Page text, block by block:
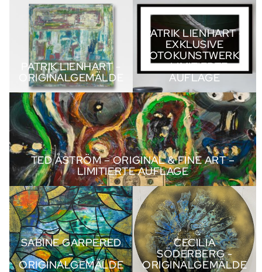
PATRIK LIENHART -
Originalgemälde
PATRIK LIENHART -
ORIGINALGEMÄLDE
PATRIK LIENHART – Exklusive
Fotokunstwerke – Limitierte
AuflagePATRIK LIENHART –
EXKLUSIVE
FOTOKUNSTWERKE
– LIMITIERTE
AUFLAGE
TED ÅSTRÖM – Original & Fine Art – Limitierte Auflage
TED ÅSTRÖM – ORIGINAL & FINE ART –
LIMITIERTE AUFLAGE
SABINE GARPERED -
Originalgemälde
SABINE GARPERED
-
ORIGINALGEMÄLDE
CECILIA SÖDERBERG -
Originalgemälde
CECILIA
SÖDERBERG -
ORIGINALGEMÄLDE